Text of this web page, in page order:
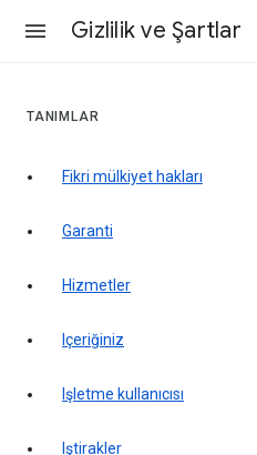
Gizlilik ve Şartlar
TANIMLAR
fikri mülkiyet hakları
garanti
hizmetler
içeriğiniz
işletme kullanıcısı
iştirakler